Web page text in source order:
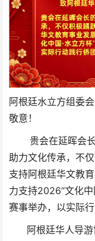
阿根廷水立方组委
敬意！
贵会在延晖会长
助力文化传承，不
支持阿根廷华文教
力支持2026“文化中
赛事举办，以实际行
阿根廷华人导游